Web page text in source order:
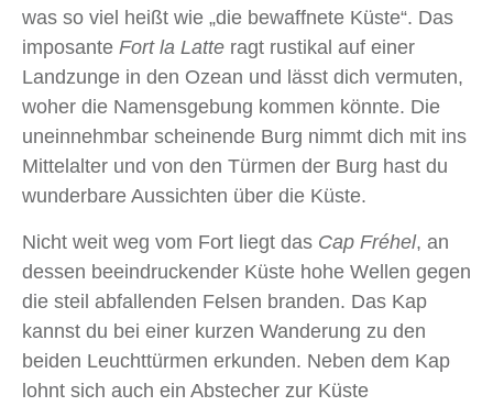
was so viel heißt wie „die bewaffnete Küste“. Das
imposante Fort la Latte ragt rustikal auf einer
Landzunge in den Ozean und lässt dich vermuten,
woher die Namensgebung kommen könnte. Die
uneinnehmbar scheinende Burg nimmt dich mit ins
Mittelalter und von den Türmen der Burg hast du
wunderbare Aussichten über die Küste.
Nicht weit weg vom Fort liegt das Cap Fréhel, an
dessen beeindruckender Küste hohe Wellen gegen
die steil abfallenden Felsen branden. Das Kap
kannst du bei einer kurzen Wanderung zu den
beiden Leuchttürmen erkunden. Neben dem Kap
lohnt sich auch ein Abstecher zur Küste